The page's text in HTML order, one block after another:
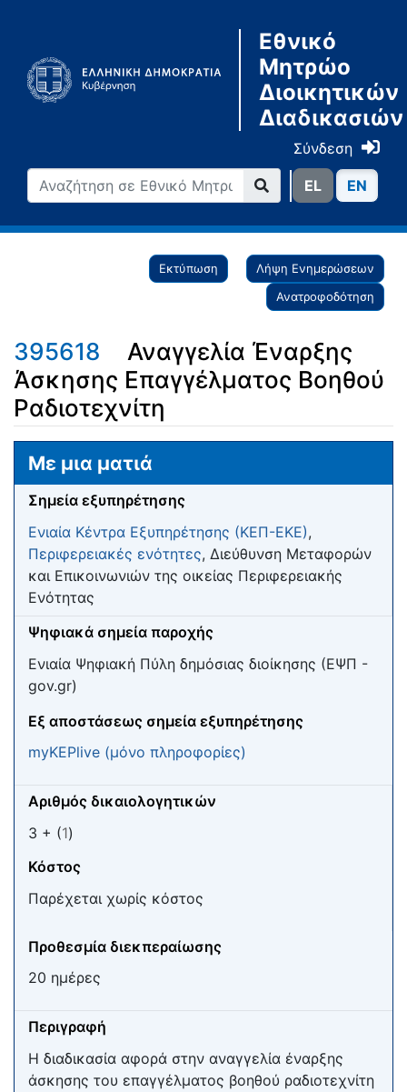
Εθνικό
Μητρώο
Διοικητικών
Διαδικασιών
Σύνδεση
ΕL ΕN
Εκτύπωση
Λήψη Ενημερώσεων
Ανατροφοδότηση
395618
Αναγγελία Έναρξης
Άσκησης Επαγγέλματος Βοηθού
Ραδιοτεχνίτη
Μετάβαση σε: πλοήγηση
Με μια ματιά
Σημεία εξυπηρέτησης
Ενιαία Κέντρα Εξυπηρέτησης (ΚΕΠ-ΕΚΕ),
Περιφερειακές ενότητες, Διεύθυνση Μεταφορών
και Επικοινωνιών της οικείας Περιφερειακής
Ενότητας
Ψηφιακά σημεία παροχής
Ενιαία Ψηφιακή Πύλη δημόσιας διοίκησης (ΕΨΠ -
gov.gr)
Eξ αποστάσεως σημεία εξυπηρέτησης
myKEPlive (μόνο πληροφορίες)
Αριθμός δικαιολογητικών
3 + (1)
Κόστος
Παρέχεται χωρίς κόστος
Προθεσμία διεκπεραίωσης
20 ημέρες
Περιγραφή
Η διαδικασία αφορά στην αναγγελία έναρξης
άσκησης του επαγγέλματος βοηθού ραδιοτεχνίτη